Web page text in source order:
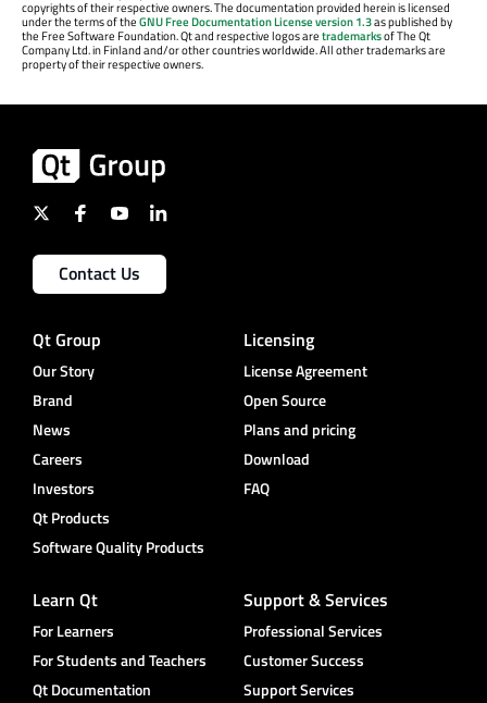
copyrights of their respective owners. The documentation provided herein is licensed
under the terms of theGNU Free Documentation License version 1.3as published by
the Free Software Foundation. Qt and respective logos aretrademarksof The Qt
Company Ltd. in Finland and/or other countries worldwide. All other trademarks are
property of their respective owners.
Contact Us
Qt Group
Our Story
Brand
News
Careers
Investors
Qt Products
Software Quality Products
Licensing
License Agreement
Open Source
Plans and pricing
Download
FAQ
Learn Qt
For Learners
For Students and Teachers
Qt Documentation
Support & Services
Professional Services
Customer Success
Support Services